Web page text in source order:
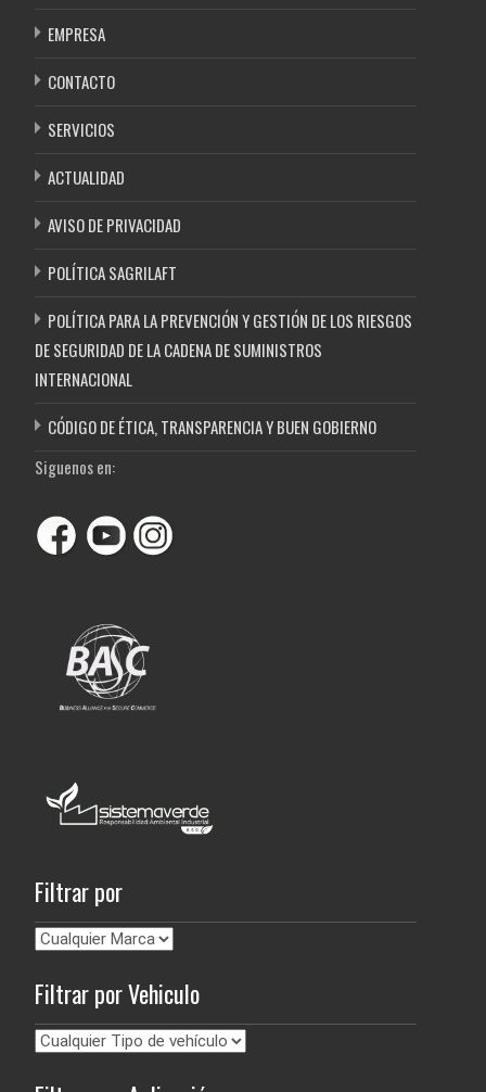
EMPRESA
CONTACTO
SERVICIOS
ACTUALIDAD
AVISO DE PRIVACIDAD
POLÍTICA SAGRILAFT
POLÍTICA PARA LA PREVENCIÓN Y GESTIÓN DE LOS RIESGOS
DE SEGURIDAD DE LA CADENA DE SUMINISTROS
INTERNACIONAL
CÓDIGO DE ÉTICA, TRANSPARENCIA Y BUEN GOBIERNO
Siguenos en:
Filtrar por
Filtrar por Vehiculo